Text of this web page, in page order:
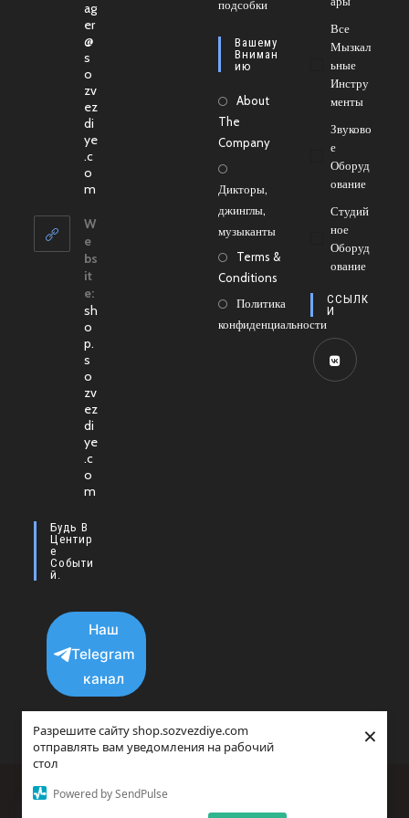
Разрешите сайту shop.sozvezdiye.com
отправлять вам уведомления на рабочий
стол
Powered by SendPulse
×
ag
er
@
s
o
zv
ez
di
ye
.c
o
m
вашем
W
e
bs
it
e:
sh
o
p.
s
o
zv
ez
di
ye
.c
o
m
Будь В
Центир
Е
Событи
Й.
Наш
Telegram
канал
подсобки
Вашему
Вниман
Ию
About
The
Company
Дикторы,
джинглы,
музыканты
Terms &
Conditions
Политика
конфиденциальности
Все
Мызкал
Ьные
Инстру
Менты
Звуково
Е
Оборуд
Ование
Студий
Ное
Оборуд
Ование
ССЫЛК
И
copyright © 2025 - 2026 Все права защищенны.Прайс-агрегатор